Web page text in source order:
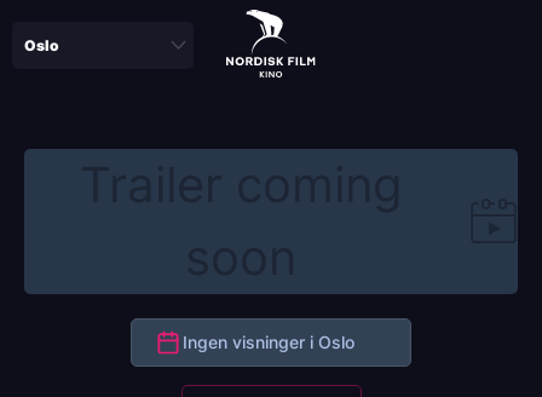
Ingen visninger i Oslo